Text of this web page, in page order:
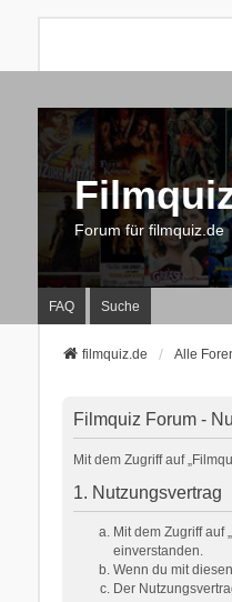
Forum für filmquiz.de
FAQ Suche
filmquiz.de Alle
Filmquiz Forum -
Mit dem Zugriff auf
1. Nutzungsvertrag
Mit dem Zugriff auf
einverstanden.
Wenn du mit
Der